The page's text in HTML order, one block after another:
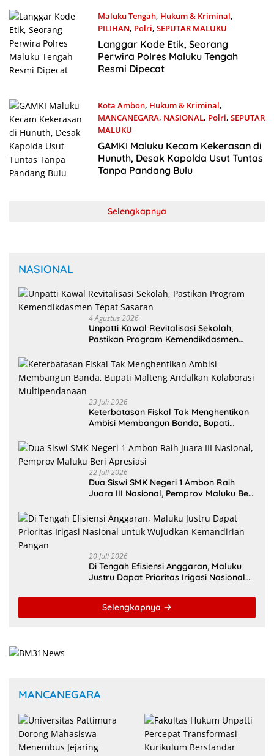
Maluku Tengah, Hukum & Kriminal,
PILIHAN, Polri, SEPUTAR MALUKU
14 November 2025
Langgar Kode Etik, Seorang
Perwira Polres Maluku Tengah
Resmi Dipecat
Kota Ambon, Hukum & Kriminal,
MANCANEGARA, NASIONAL, Polri, SEPUTAR
MALUKU
20 Agustus 2025
GAMKI Maluku Kecam Kekerasan di
Hunuth, Desak Kapolda Usut Tuntas
Tanpa Pandang Bulu
Selengkapnya
NASIONAL
4 Agustus 2026
Unpatti Kawal Revitalisasi Sekolah,
Pastikan Program Kemendikdasmen
23 Juli 2026
Keterbatasan Fiskal Tak Menghentikan
Ambisi Membangun Banda, Bupati
Multipendanaan
22 Juli 2026
Dua Siswi SMK Negeri 1 Ambon Raih
Juara III Nasional, Pemprov Maluku Beri
20 Juli 2026
Di Tengah Efisiensi Anggaran, Maluku
Justru Dapat Prioritas Irigasi Nasional
Selengkapnya
MANCANEGARA